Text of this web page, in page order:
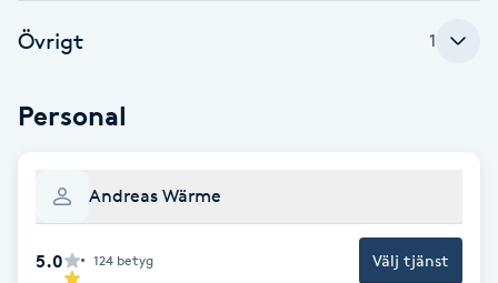
Fransborttagning
Fransfärgning
Övrigt 1
Personal
Andreas Wärme
5.0 124 betyg Välj tjänst